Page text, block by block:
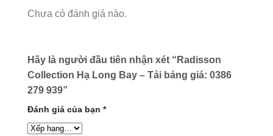
Chưa có đánh giá nào.
Hãy là người đầu tiên nhận xét “Radisson
Collection Hạ Long Bay – Tải bảng giá: 0386
279 939”
Đánh giá của bạn *